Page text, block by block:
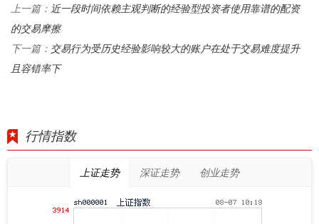
上一篇： 近一段时间依赖主观判断的经验型投资者使用靠谱的配资
的交易摩擦
下一篇： 交易行为受历史经验影响较大的账户在处于交易难度提升
且容错率下
行情指数
上证走势 深证走势 创业走势